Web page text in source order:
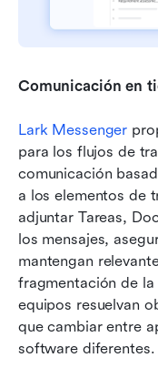
Comunicación en
Lark Messenger
para los flujos de
comunicación
a los elementos de
adjuntar Tareas,
los mensajes,
mantengan
fragmentación de
equipos resuelvan
que cambiar entre
software diferentes.